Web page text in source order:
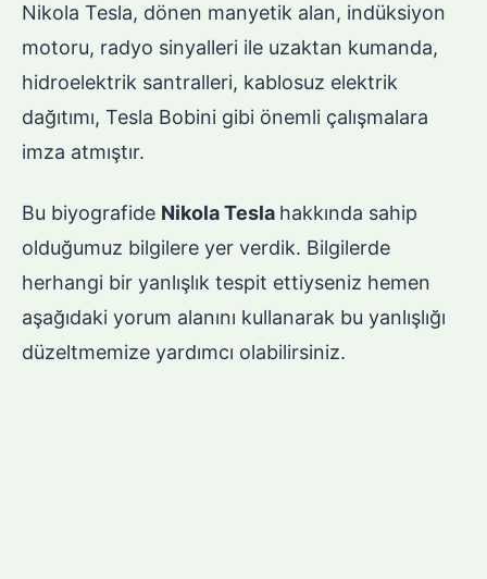
Nikola Tesla, dönen manyetik alan, indüksiyon
motoru, radyo sinyalleri ile uzaktan kumanda,
hidroelektrik santralleri, kablosuz elektrik
dağıtımı, Tesla Bobini gibi önemli çalışmalara
imza atmıştır.
Bu biyografide Nikola Tesla hakkında sahip
olduğumuz bilgilere yer verdik. Bilgilerde
herhangi bir yanlışlık tespit ettiyseniz hemen
aşağıdaki yorum alanını kullanarak bu yanlışlığı
düzeltmemize yardımcı olabilirsiniz.